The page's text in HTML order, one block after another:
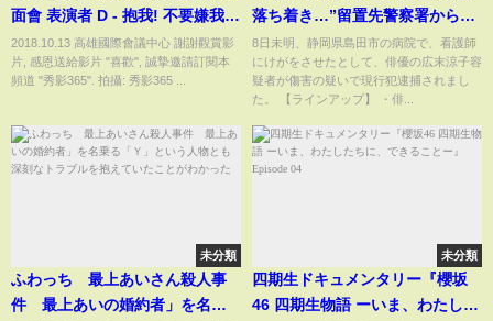
面會 表演者 D - 抱我! 不要嫌我髒
QAQ [秀影365]
2018.10.13 高雄國際會議中心 謝謝觀賞影
片, 感恩送給影片 "喜歡", 誠摯邀請訂閱本
頻道 "秀影365". 拍攝: 秀影365 ...
落ち着き…”留置先警察署から送
検 / 所属事務所「一時的にパニッ
クに」釈放は？―― 最新ニュー
スまとめ（日テレNEWS LIVE）
8日未明、静岡県島田市の病院で、看護師
にけがをさせたとして、俳優の広末涼子容
疑者が傷害の疑いで現行犯逮捕されまし
た。 【ラインアップ】 ・俳...
未分類
ふわっち 最上あいさん殺人事
件 最上あいの婚約者」を名乗
未分類
四期生ドキュメンタリー『櫻坂
46 四期生物語 ーいま、わたした